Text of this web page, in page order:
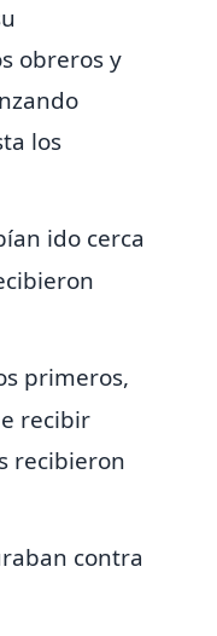
obreros y
los
ido cerca
primeros,
recibir
recibieron
contra